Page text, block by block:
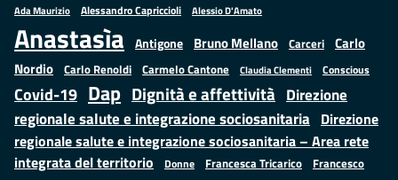
Ada Maurizio Alessandro Capriccioli Alessio D'Amato
Anastasìa Antigone Bruno Mellano Carceri
Carlo
Nordio Carlo Renoldi Carmelo Cantone Claudia Clementi Conscious
Covid-19 Dap Dignità e affettività Direzione
regionale salute e integrazione sociosanitaria Direzione
regionale salute e integrazione sociosanitaria – Area rete
integrata del territorio
Donne Francesca Tricarico
Francesco